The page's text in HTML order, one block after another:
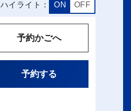
ハイライト： ON OFF
予約かごへ
予約する